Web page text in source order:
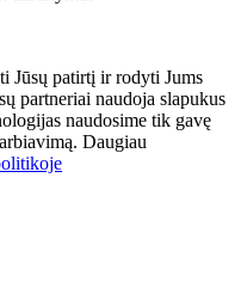
Jūsų patirtį ir rodyti Jums
partneriai naudoja slapukus
naudosime tik gavę
Daugiau